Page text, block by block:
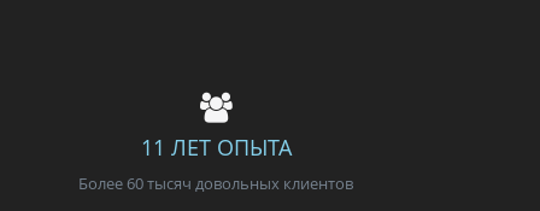
11 ЛЕТ ОПЫТА
Более 60 тысяч довольных клиентов